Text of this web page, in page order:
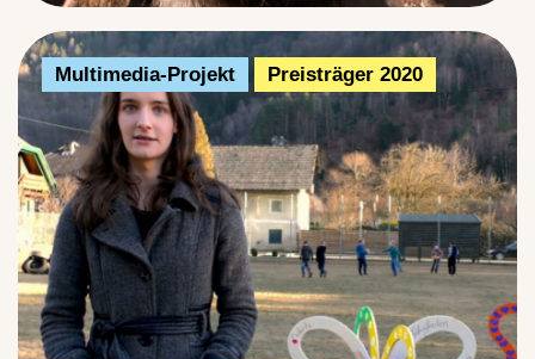
Multimedia-Projekt Preisträger 2020